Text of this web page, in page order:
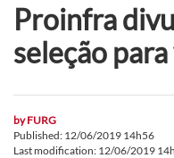
Proinfra
seleção
byFURG
Published: 12/06/2019 14h56
Last modification: 12/06/2019